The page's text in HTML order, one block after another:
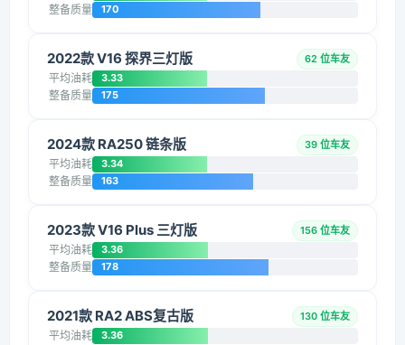
整备质量 170
2022款 V16 探界三灯版 62 位车友
平均油耗 3.33
整备质量 175
2024款 RA250 链条版 39 位车友
平均油耗 3.34
整备质量 163
2023款 V16 Plus 三灯版 156 位车友
平均油耗 3.36
整备质量 178
2021款 RA2 ABS复古版 130 位车友
平均油耗 3.36